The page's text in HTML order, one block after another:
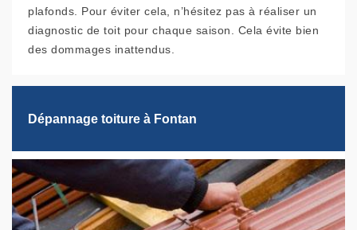
plafonds. Pour éviter cela, n’hésitez pas à réaliser un
diagnostic de toit pour chaque saison. Cela évite bien
des dommages inattendus.
Dépannage toiture à Fontan